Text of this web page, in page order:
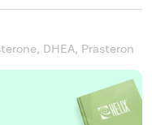
DHEA, Prasteron